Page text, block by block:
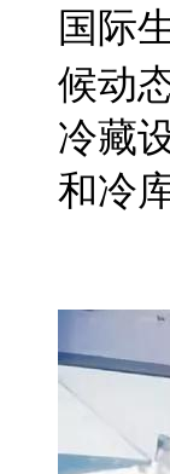
国际
候动
冷藏
和冷